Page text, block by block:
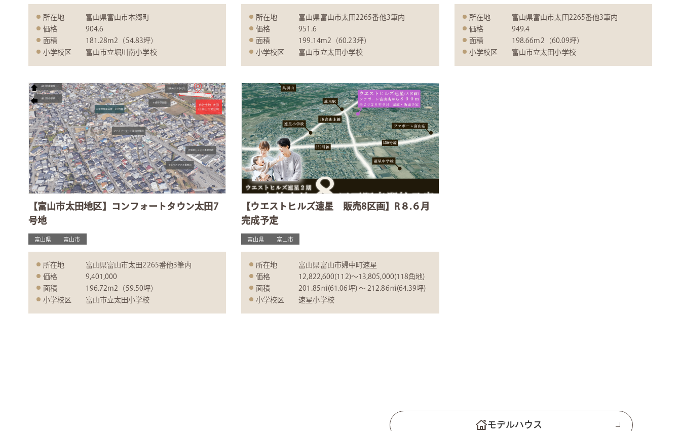
所在地
富山県富山市本郷町
価格
904.6
面積
181.28m2（54.83坪）
小学校区
富山市立堀川南小学校
所在地
富山県富山市太田2265番他3筆内
価格
951.6
面積
199.14m2（60.23坪）
小学校区
富山市立太田小学校
所在地
富山県富山市太田2265番他3筆内
価格
949.4
面積
198.66m2（60.09坪）
小学校区
富山市立太田小学校
【富山市太田地区】コンフォートタウン太田7
号地
富山県 富山市
所在地
富山県富山市太田2265番他3筆内
価格
9,401,000
面積
196.72m2（59.50坪）
小学校区
富山市立太田小学校
【ウエストヒルズ速星 販売8区画】R８.６月
完成予定
富山県 富山市
所在地
富山県富山市婦中町速星
価格
12,822,600(112)〜13,805,000(118角地)
面積
201.85㎡(61.06坪) 〜 212.86㎡(64.39坪)
小学校区
速星小学校
モデルハウス